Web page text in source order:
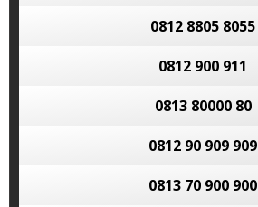
0812 8805 8055
0812 900 911
0813 80000 80
0812 90 909 909
0813 70 900 900